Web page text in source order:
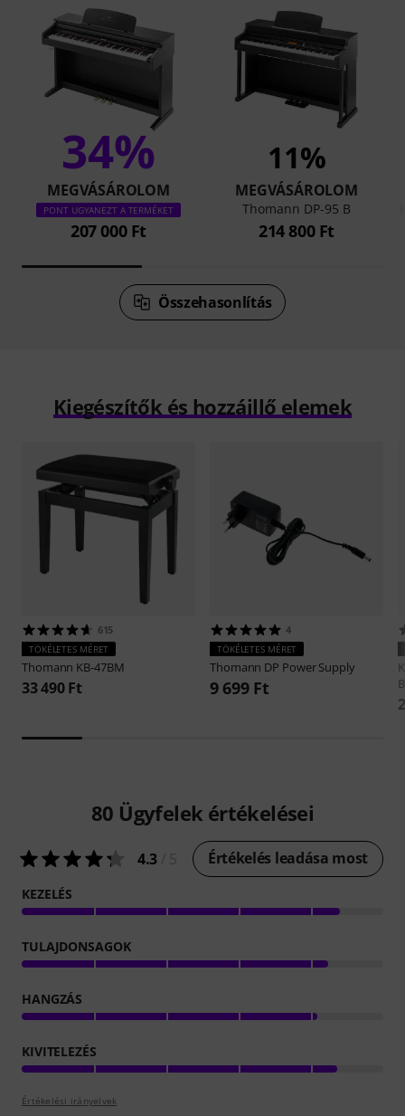
34%
MEGVÁSÁROLOM
PONT UGYANEZT A TERMÉKET
207 000 Ft
11%
MEGVÁSÁROLOM
Thomann DP-95 B
214 800 Ft
Összehasonlítás
Kiegészítők és hozzáillő elemek
615
TÖKÉLETES MÉRET
Thomann KB-47BM
33 490 Ft
4
TÖKÉLETES MÉRET
Thomann DP Power Supply
9 699 Ft
80 Ügyfelek értékelései
4.3 Értékelés leadása most
KEZELÉS
TULAJDONSAGOK
HANGZÁS
KIVITELEZÉS
Értékelési irányelvek